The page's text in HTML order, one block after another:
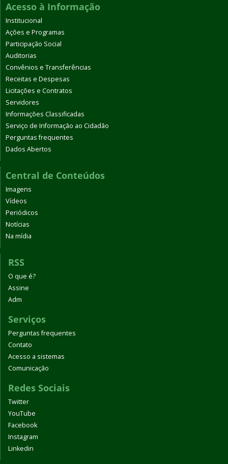
Acesso à Informação
Institucional
Ações e Programas
Participação Social
Auditorias
Convênios e Transferências
Receitas e Despesas
Licitações e Contratos
Servidores
Informações Classificadas
Serviço de Informação ao Cidadão
Perguntas frequentes
Dados Abertos
Central de Conteúdos
Imagens
Vídeos
Periódicos
Notícias
Na mídia
RSS
O que é?
Assine
Adm
Serviços
Perguntas frequentes
Contato
Acesso a sistemas
Comunicação
Redes Sociais
Twitter
YouTube
Facebook
Instagram
Linkedin